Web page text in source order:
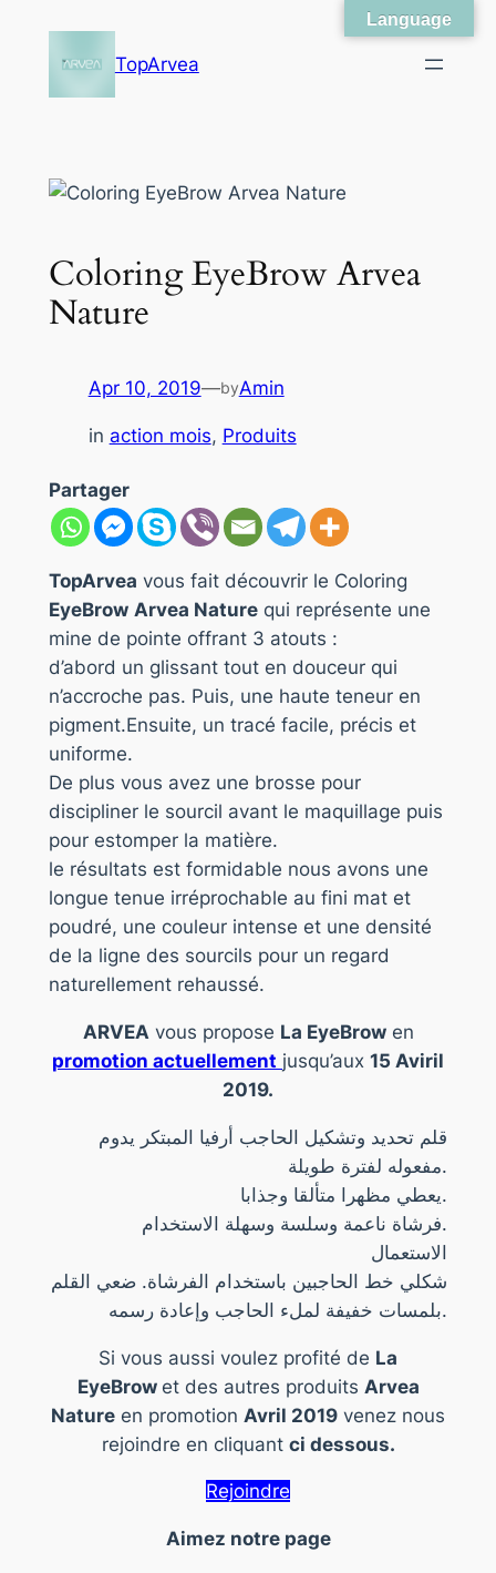
TopArvea
Coloring EyeBrow Arvea
Nature
Apr 10, 2019—byAmin
in action mois, Produits
Partager
TopArvea vous fait découvrir le Coloring
EyeBrow Arvea Naturequi représente une
mine de pointe offrant 3 atouts :
d’abord un glissant tout en douceur qui
n’accroche pas. Puis, une haute teneur en
pigment.Ensuite, un tracé facile, précis et
uniforme.
De plus vous avez une brosse pour
discipliner le sourcil avant le maquillage puis
pour estomper la matière.
le résultats est formidable nous avons une
longue tenue irréprochable au fini mat et
poudré, une couleur intense et une densité
de la ligne des sourcils pour un regard
naturellement rehaussé.
ARVEAvous propose La EyeBrowen
promotion actuellement jusqu’aux 15 Aviril
2019.
قلم تحديد وتشكيل الحاجب أرفيا المبتكر يدوم
مفعوله لفترة طويلة.
يعطي مظهرا متألقا وجذابا.
فرشاة ناعمة وسلسة وسهلة الاستخدام.
الاستعمال
شكلي خط الحاجبين باستخدام الفرشاة. ضعي القلم
بلمسات خفيفة لملء الحاجب وإعادة رسمه.
Si vous aussi voulez profité de La
EyeBrow et des autres produits Arvea
Nature en promotion Avril 2019 venez nous
rejoindre en cliquant ci dessous.
Rejoindre
Aimez notre page
Language